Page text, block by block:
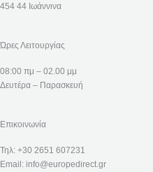
454 44 Ιωάννινα
Ώρες Λειτουργίας
08:00 πμ – 02.00 μμ
Δευτέρα – Παρασκευή
Επικοινωνία
Τηλ: +30 2651 607231
Email: info@europedirect.gr